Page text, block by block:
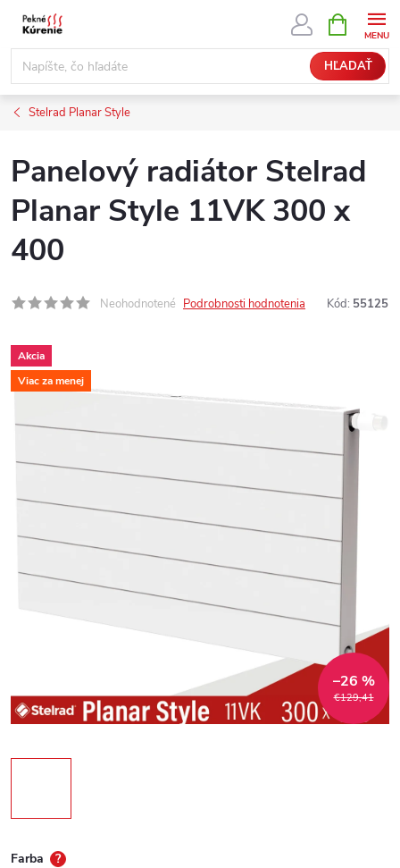
Prejsť
obsah
HĽADAŤ
KOŠÍK
Stelrad Planar Style
Panelový radiátor Stelrad
Planar Style 11VK 300 x
400
Neohodnotené Podrobnosti hodnotenia Kód: 55125
Akcia
Viac za menej
€129,41
–26 %
Farba ?